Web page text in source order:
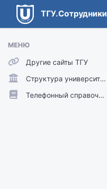
ТГУ.Сотрудники
МЕНЮ
Другие сайты ТГУ
ТГУ.Аккаунты
ТГУ.Расписание
Структура университета
Телефонный справочник